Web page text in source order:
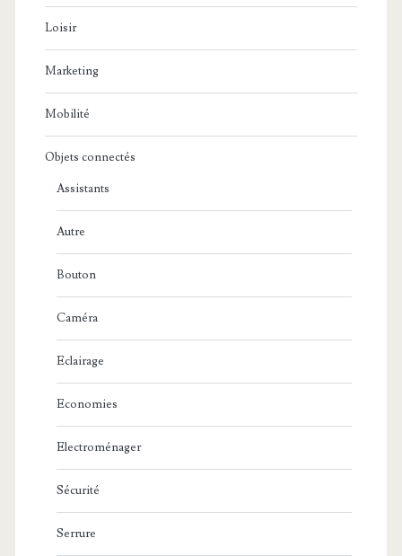
Loisir
Marketing
Mobilité
Objets connectés
Assistants
Autre
Bouton
Caméra
Eclairage
Economies
Electroménager
Sécurité
Serrure